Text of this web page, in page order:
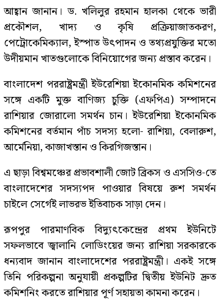
আহ্বান জানান। ড. খলিলুর রহমান হালকা থেকে ভারী
প্রকৌশল, খাদ্য ও কৃষি প্রক্রিয়াজাতকরণ,
পেট্রোকেমিক্যাল, ইস্পাত উৎপাদন ও তথ্যপ্রযুক্তির মতো
উদীয়মান খাতগুলোকে বিনিয়োগের জন্য প্রস্তাব করেন।
বাংলাদেশ পররাষ্ট্রমন্ত্রী ইউরেশিয়া ইকোনমিক কমিশনের
সঙ্গে একটি মুক্ত বাণিজ্য চুক্তি (এফপিএ) সম্পাদনে
রাশিয়ার জোরালো সমর্থন চান। ইউরেশিয়া ইকোনমিক
কমিশনের বর্তমান পাঁচ সদস্য হলো- রাশিয়া, বেলারুশ,
আর্মেনিয়া, কাজাখস্তান ও কিরগিজস্তান।
এ ছাড়া বিশ্বমঞ্চের প্রভাবশালী জোট ব্রিকস ও এসসিও-তে
বাংলাদেশের সদস্যপদ পাওয়ার বিষয়ে রুশ সমর্থন
চাইলে সের্গেই লাভরভ ইতিবাচক সাড়া দেন।
রূপপুর পারমাণবিক বিদ্যুৎকেন্দ্রের প্রথম ইউনিটে
সফলভাবে জ্বালানি লোডিংয়ের জন্য রাশিয়া সরকারকে
ধন্যবাদ জানান বাংলাদেশের পররাষ্ট্রমন্ত্রী। একই সঙ্গে
তিনি পরিকল্পনা অনুযায়ী প্রকল্পটির দ্বিতীয় ইউনিট দ্রুত
কমিশনিং করতে রাশিয়ার পূর্ণ সহায়তা কামনা করেন।